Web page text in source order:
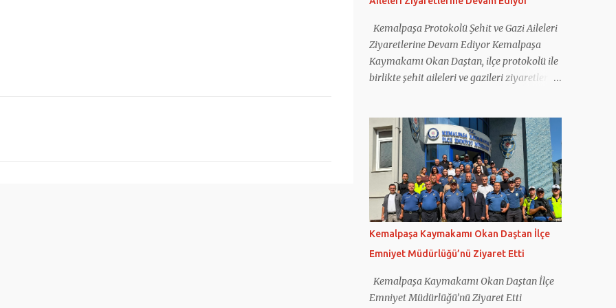
hayırlı ve bol kazançlar diledi.
Vatandaşların taleplerini de not alan Dağ,
çocuklarla da fotoğraf çektirdi. Hamza Dağ
ve Cumhur İttifakı Kemalpaşa Belediye
Başkan Adayı Galip Atar, pazar yerindeki bir
ve Galip Atar, müşterilere balık tarttı.
Kemalpaşa Ziraat Odası Başkanlığı’nı da
ziyaret eden Dağ ve beraberindekiler
buradan sonra Erzurum ...
Kemalpaşa Protokolü Şehit ve Gazi Aileleri
Ziyaretlerine Devam Ediyor Kemalpaşa
Kaymakamı Okan Daştan, ilçe protokolü ile
birlikte şehit aileleri ve gazileri ziyaretlerine
Daştan'ın yanı sıra Cumhuriyet Başsavcısı
Bahadır Bilen, İlçe Jandarma Komutanı
Mehmet Önder Ortoğlu, İlçe Emniyet Amiri
İlhan Tatar, İlçe Müftüsü Nurullah Birlik ile
Sosyal Yardımlaşma ve Dayanışma Vakfı
Müdürü Kadriye Baş katıldı. Kaymakam
Daştan ve beraberindeki heyet; 2019 yılında
Hakkâri Çukurca'da Pençe-2 Harekâtı
kapsamında yaralanan kahraman gazimiz
Yakup Küçük ile 16 Haziran 2024 tarihinde
Bayındır'da çıkan yangına müdahale
Kemalpaşa Kaymakamı Okan Daştan İlçe
Emniyet Müdürlüğü’nü Ziyaret Etti
Kemalpaşa Kaymakamı Okan Daştan İlçe
Emniyet Müdürlüğü’nü Ziyaret Etti